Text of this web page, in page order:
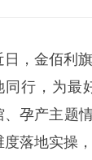
日，金佰利
同行，为最
、孕产主题
度落地实操